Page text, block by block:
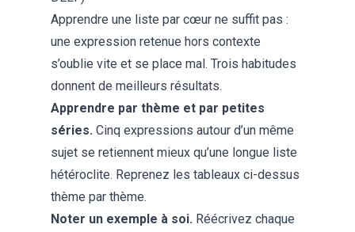
Apprendre une liste par cœur ne suffit pas :
une expression retenue hors contexte
s’oublie vite et se place mal. Trois habitudes
donnent de meilleurs résultats.
Apprendre par thème et par petites
séries. Cinq expressions autour d’un même
sujet se retiennent mieux qu’une longue liste
hétéroclite. Reprenez les tableaux ci-dessus
thème par thème.
Noter un exemple à soi. Réécrivez chaque